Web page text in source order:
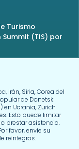
Turismo
(TIS) por
Irán, Siria, Corea del
de Donetsk
en Ucrania, Zurich
Esto puede limitar
prestar asistencia.
favor, envíe su
reintegros.